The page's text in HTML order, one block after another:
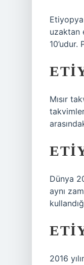
uzaktan
Mısır
Dünya
aynı
2016